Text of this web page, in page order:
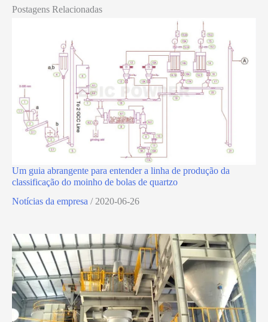
Postagens Relacionadas
Um guia abrangente para entender a linha de produção da
classificação do moinho de bolas de quartzo
Notícias da empresa / 2020-06-26